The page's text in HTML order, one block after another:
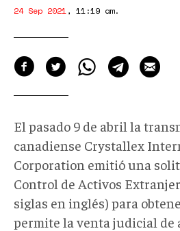
24 Sep 2021, 11:19 am.
El pasado 9 de abril la
canadiense Crystallex
Corporation emitió una
Control de Activos
siglas en inglés) para
permite la venta judicial de